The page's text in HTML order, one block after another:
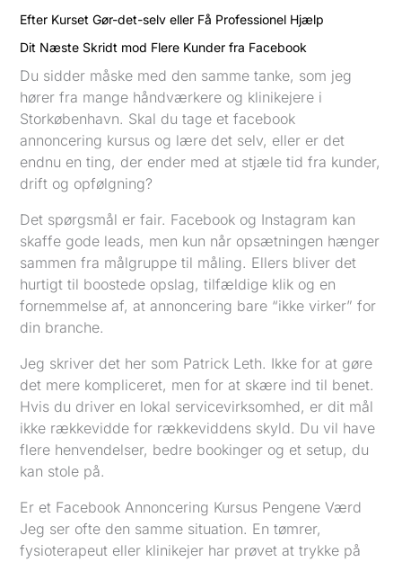
Efter Kurset Gør-det-selv eller Få Professionel Hjælp
Dit Næste Skridt mod Flere Kunder fra Facebook
Du sidder måske med den samme tanke, som jeg
hører fra mange håndværkere og klinikejere i
Storkøbenhavn. Skal du tage et facebook
annoncering kursus og lære det selv, eller er det
endnu en ting, der ender med at stjæle tid fra kunder,
drift og opfølgning?
Det spørgsmål er fair. Facebook og Instagram kan
skaffe gode leads, men kun når opsætningen hænger
sammen fra målgruppe til måling. Ellers bliver det
hurtigt til boostede opslag, tilfældige klik og en
fornemmelse af, at annoncering bare “ikke virker” for
din branche.
Jeg skriver det her som Patrick Leth. Ikke for at gøre
det mere kompliceret, men for at skære ind til benet.
Hvis du driver en lokal servicevirksomhed, er dit mål
ikke rækkevidde for rækkeviddens skyld. Du vil have
flere henvendelser, bedre bookinger og et setup, du
kan stole på.
Er et Facebook Annoncering Kursus Pengene Værd
Jeg ser ofte den samme situation. En tømrer,
fysioterapeut eller klinikejer har prøvet at trykke på